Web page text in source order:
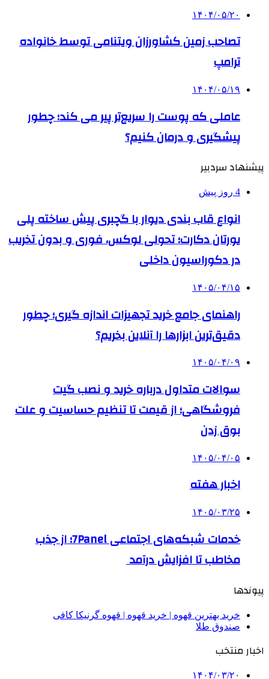
۱۴۰۴/۰۵/۲۰
تصاحب زمین کشاورزان ویتنامی توسط خانواده
ترامپ
۱۴۰۴/۰۵/۱۹
عاملی که پوست را سریع‌تر پیر می کند؛ چطور
پیشگیری و درمان کنیم؟
پیشنهاد سردبیر
4 روز پیش
انواع قاب بندی دیوار با گچبری پیش ساخته پلی
یورتان دکارت؛ تحولی لوکس، فوری و بدون تخریب
در دکوراسیون داخلی
۱۴۰۵/۰۴/۱۵
راهنمای جامع خرید تجهیزات اندازه گیری؛ چطور
دقیق‌ترین ابزارها را آنلاین بخریم؟
۱۴۰۵/۰۴/۰۹
سوالات متداول درباره خرید و نصب گیت
فروشگاهی؛ از قیمت تا تنظیم حساسیت و علت
بوق زدن
۱۴۰۵/۰۴/۰۵
اخبار هفته
۱۴۰۵/۰۳/۲۵
خدمات شبکه‌های اجتماعی 7Panel؛ از جذب
مخاطب تا افزایش درآمد
پیوندها
خرید بهترین قهوه | خرید قهوه | قهوه گرنیکا کافی
صندوق طلا
اخبار منتخب
۱۴۰۴/۰۳/۲۰